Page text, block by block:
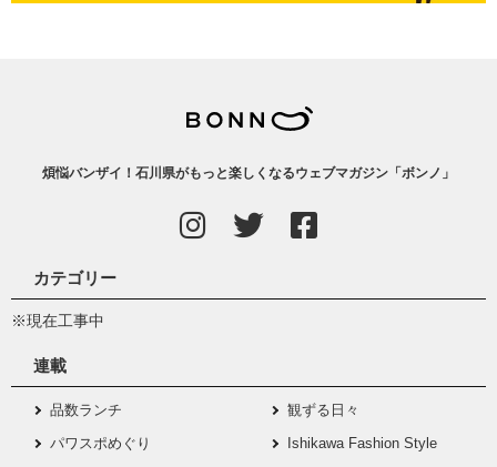
煩悩バンザイ！石川県がもっと楽しくなるウェブマガジン「ボンノ」
カテゴリー
※現在工事中
連載
品数ランチ
観ずる日々
パワスポめぐり
Ishikawa Fashion Style